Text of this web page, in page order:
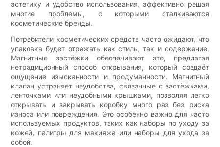
эстетику и удобство использования, эффективно решая
многие проблемы, с которыми сталкиваются
косметические бренды.
Потребители косметических средств часто ожидают, что
упаковка будет отражать как стиль, так и содержание.
Магнитные застёжки обеспечивают это, предлагая
нетрадиционный способ открывания, который создаёт
ощущение изысканности и продуманности. Магнитный
клапан устраняет неудобства, связанные с застёжками,
ленточками или неудобными крышками, позволяя легко
открывать и закрывать коробку много раз без риска
износа или повреждения. Это особенно важно для часто
используемых продуктов, таких как наборы по уходу за
кожей, палитры для макияжа или наборы для ухода за
собой.